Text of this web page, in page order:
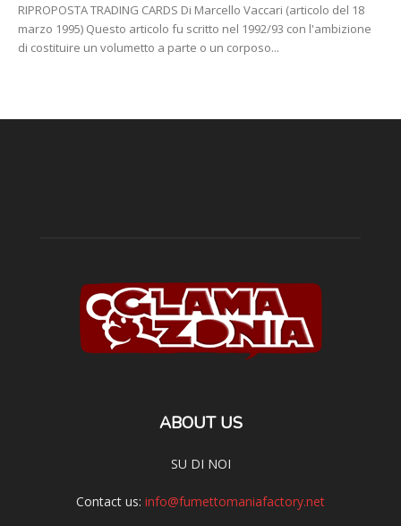
RIPROPOSTA TRADING CARDS Di Marcello Vaccari (articolo del 18
marzo 1995) Questo articolo fu scritto nel 1992/93 con l'ambizione
di costituire un volumetto a parte o un corposo...
ABOUT US
SU DI NOI
Contact us: info@fumettomaniafactory.net